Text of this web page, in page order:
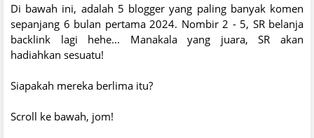
Di bawah ini, adalah 5 blogger yang paling banyak komen
sepanjang 6 bulan pertama 2024. Nombir 2 - 5, SR belanja
backlink lagi hehe... Manakala yang juara, SR akan
hadiahkan sesuatu!
Siapakah mereka berlima itu?
Scroll ke bawah, jom!